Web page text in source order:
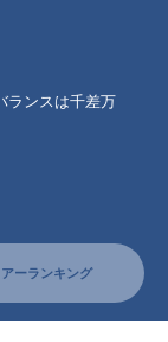
ランスは千差万
ーランキング